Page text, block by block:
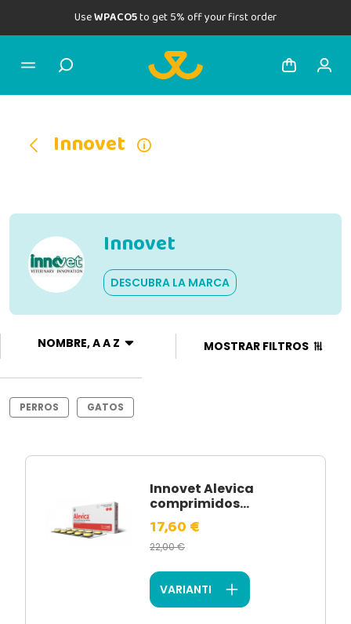
UseWPACO5to get 5% off your first order
Innovet
Innovet
DESCUBRA LA MARCA
NOMBRE, A A Z MOSTRAR FILTROS
PERROS GATOS
Innovet Alevica
comprimidos...
17,60 €
22,00 €
VARIANTI